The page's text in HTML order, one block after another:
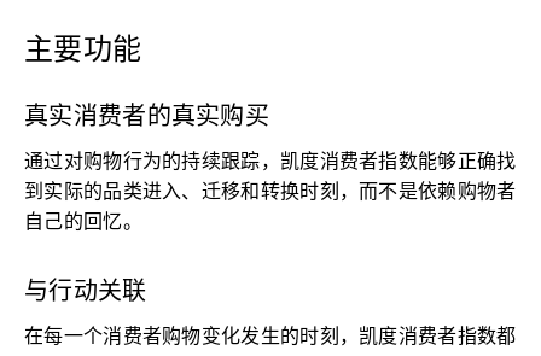
主要功能
真实消费者的真实购买
通过对购物行为的持续跟踪，凯度消费者指数能够正确找
到实际的品类进入、迁移和转换时刻，而不是依赖购物者
自己的回忆。
与行动关联
在每一个消费者购物变化发生的时刻，凯度消费者指数都